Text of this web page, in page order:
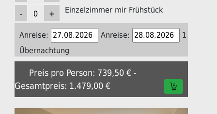
Einzelzimmer mir Frühstück
Anreise: Anreise:
1
Übernachtung
Preis pro Person: 739,50 € -
Gesamtpreis: 1.479,00 €